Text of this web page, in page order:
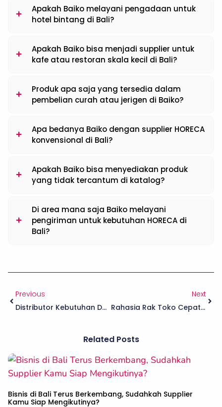
Apakah Baiko melayani pengadaan untuk
hotel bintang di Bali?
Apakah Baiko bisa menjadi supplier untuk
kafe atau restoran skala kecil di Bali?
Produk apa saja yang tersedia dalam
pembelian curah atau jerigen di Baiko?
Apa bedanya Baiko dengan supplier HORECA
konvensional di Bali?
Apakah Baiko bisa menyediakan produk
yang tidak tercantum di katalog?
Di area mana saja Baiko melayani
pengiriman untuk kebutuhan HORECA di
Bali?
Previous
Distributor Kebutuhan Dapur Usaha Di Bali Lengkap Dari Baiko
Next
Rahasia Rak Toko Cepat Kosong: Produk Wajib Dari Supplier Horeca Di Bali
Related Posts
Bisnis di Bali Terus Berkembang, Sudahkah Supplier
Kamu Siap Mengikutinya?